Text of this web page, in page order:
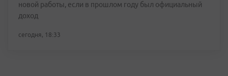
новой работы, если в прошлом году был официальный
доход
сегодня, 18:33